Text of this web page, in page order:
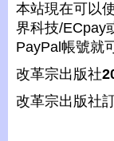
本站現在可以
界科技/ECpay
PayPal帳號就
改革宗出版社
改革宗出版社